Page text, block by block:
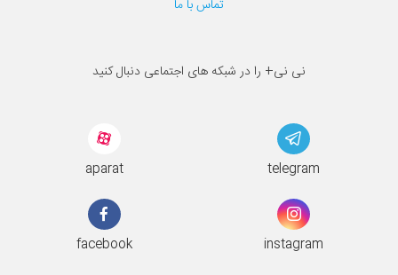
تماس با ما
نی نی+ را در شبکه های اجتماعی دنبال کنید
aparat telegram
facebook instagram